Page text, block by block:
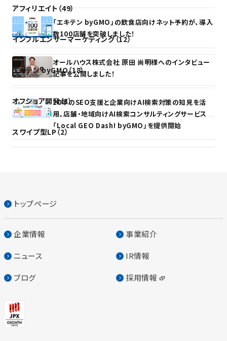
アフィリエイト（49）
インフルエンサーマーケティング（12）
エキテン byGMO（18）
オフショア開発（3）
スワイプ型LP（2）
「エキテン byGMO」の飲食店向けネット予約が、導入
数100店舗を突破しました！
オールハウス株式会社 原田 尚明様へのインタビュー
記事を公開しました！
20年のSEO支援と企業向けAI検索対策の知見を活
用。店舗・地域向けAI検索コンサルティングサービス
「Local GEO Dash! byGMO」を提供開始
トップページ
企業情報 事業紹介
ニュース IR情報
ブログ 採用情報